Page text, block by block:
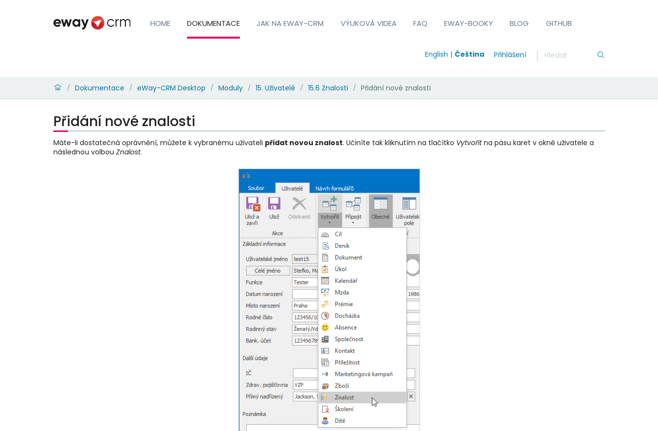
HOME DOKUMENTACE JAK NA EWAY-CRM VÝUKOVÁ VIDEA FAQ EWAY-BOOKY BLOG GITHUB
English Čeština Přihlášení
/ Dokumentace / eWay-CRM Desktop / Moduly / 15. Uživatelé / 15.6 Znalosti / Přidání nové znalosti
Přidání nové znalosti
Máte-li dostatečná oprávnění, můžete k vybranému uživateli přidat novou znalost. Učiníte tak kliknutím na tlačítko Vytvořitna pásu karet v okně uživatele a
následnou volbou Znalost.